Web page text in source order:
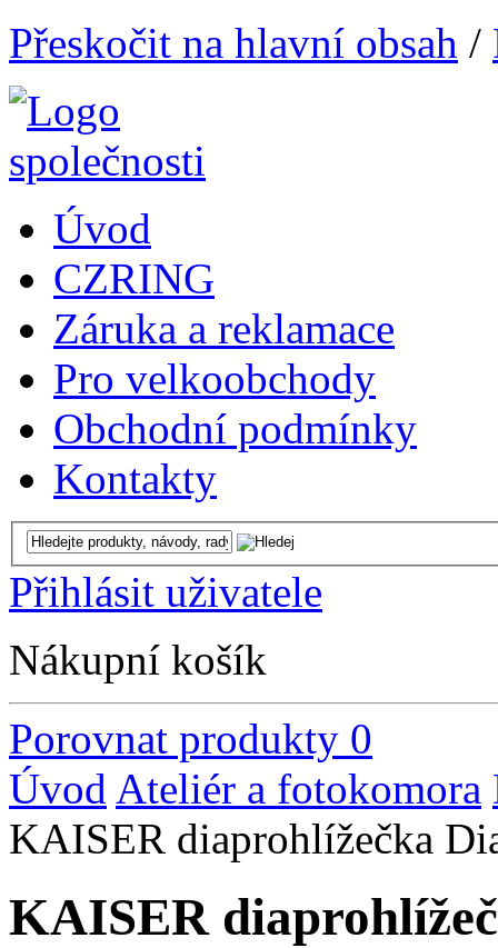
Přeskočit na hlavní obsah /
Úvod
CZRING
Záruka a reklamace
Pro velkoobchody
Obchodní podmínky
Kontakty
Přihlásit uživatele
Nákupní košík
Porovnat produkty 0
Úvod Ateliér a fotokomora
KAISER diaprohlížečka
KAISER